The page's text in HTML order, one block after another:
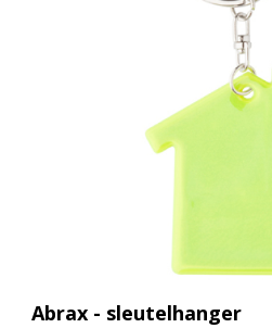
Abrax - sleutelhanger